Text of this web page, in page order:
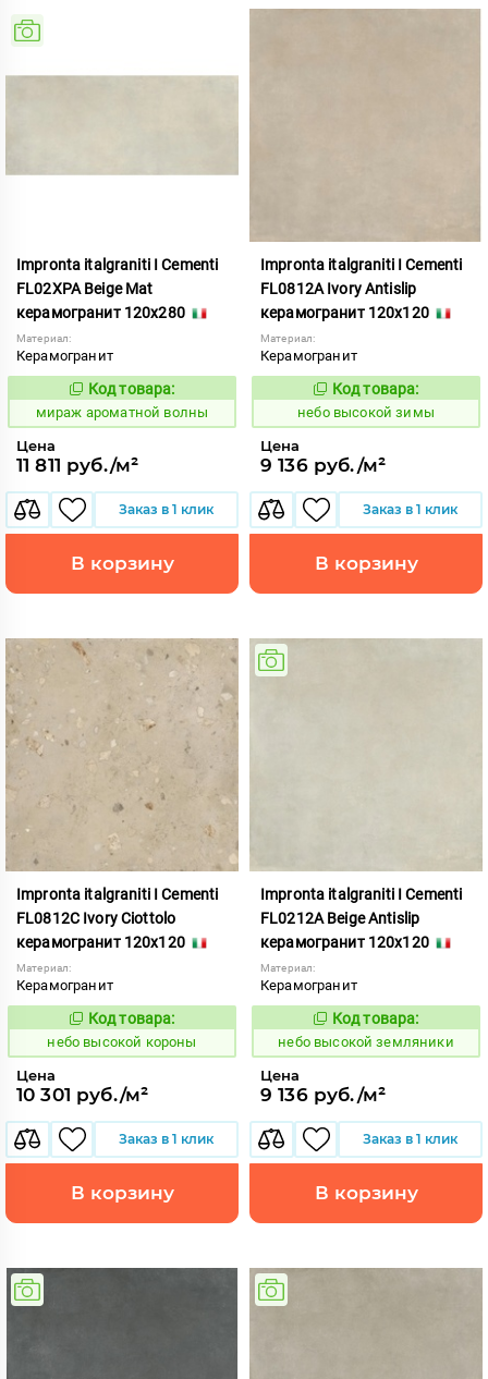
Impronta italgraniti I Cementi
FL02XPA Beige Mat
керамогранит 120x280
Материал:
Керамогранит
984637
Код товара:
мираж ароматной волны
Цена
11 811 руб./м²
Заказ в 1 клик
В корзину
Impronta italgraniti I Cementi
FL0812A Ivory Antislip
керамогранит 120x120
Материал:
Керамогранит
1111407
Код товара:
небо высокой зимы
Цена
9 136 руб./м²
Заказ в 1 клик
В корзину
Impronta italgraniti I Cementi
FL0812C Ivory Ciottolo
керамогранит 120x120
Материал:
Керамогранит
1111413
Код товара:
небо высокой короны
Цена
10 301 руб./м²
Заказ в 1 клик
В корзину
Impronta italgraniti I Cementi
FL0212A Beige Antislip
керамогранит 120x120
Материал:
Керамогранит
1111406
Код товара:
небо высокой земляники
Цена
9 136 руб./м²
Заказ в 1 клик
В корзину